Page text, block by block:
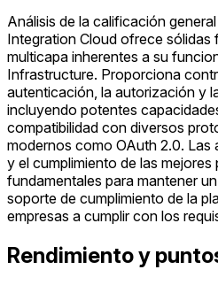
Análisis de la calificación
Integration Cloud ofrece sólidas
multicapa inherentes a su
Infrastructure. Proporciona
autenticación, la autorización y
incluyendo potentes
compatibilidad con diversos
modernos como OAuth 2.0. Las
y el cumplimiento de las
fundamentales para mantener
soporte de cumplimiento de la
empresas a cumplir con los
Rendimiento y